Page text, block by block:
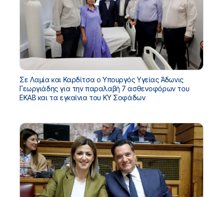
Σε Λαμία και Καρδίτσα ο Υπουργός Υγείας Άδωνις
Γεωργιάδης για την παραλαβή 7 ασθενοφόρων του
ΕΚΑΒ και τα εγκαίνια του ΚΥ Σοφάδων